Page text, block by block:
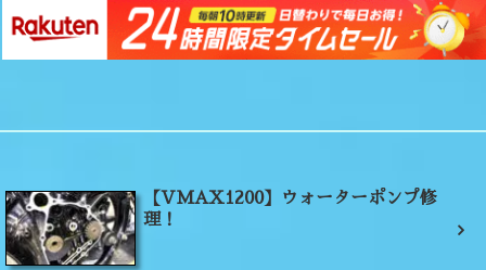
【VMAX1200】ウォーターポンプ修
理！